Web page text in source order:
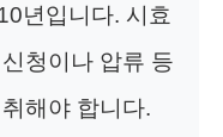
년입니다. 시효
청이나 압류 등
해야 합니다.